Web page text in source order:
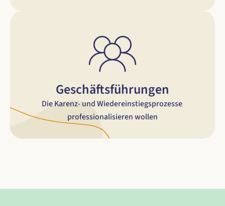
Geschäftsführungen
Die Karenz- und Wiedereinstiegsprozesse
professionalisieren wollen